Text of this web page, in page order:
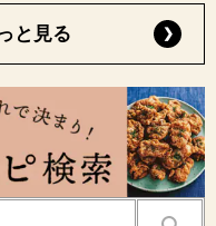
と見る